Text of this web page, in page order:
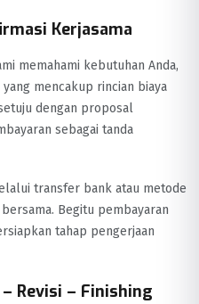
Kerjasama
memahami kebutuhan Anda,
mencakup rincian biaya
dengan proposal
sebagai tanda
transfer bank atau metode
Begitu pembayaran
tahap pengerjaan
Revisi – Finishing